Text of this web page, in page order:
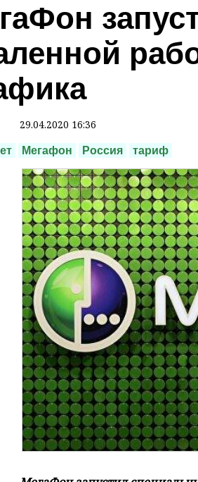
29.04.2020 16:36
Мегафон Россия тариф